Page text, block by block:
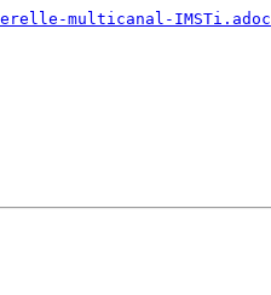
multicanal-IMSTi.adoc